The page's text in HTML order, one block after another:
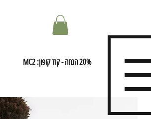
20% הנחה - קוד קופון: MC2